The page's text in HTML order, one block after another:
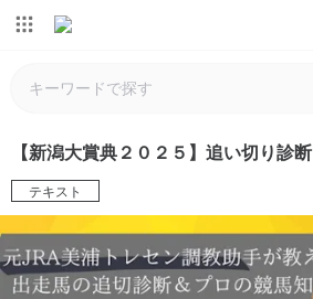
【新潟大賞典２０２５】追い切り診断
テキスト